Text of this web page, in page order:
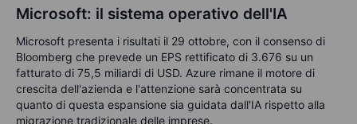
Microsoft: il sistema operativo dell'IA
Microsoft presenta i risultati il 29 ottobre, con il consenso di
Bloomberg che prevede un EPS rettificato di 3.676 su un
fatturato di 75,5 miliardi di USD. Azure rimane il motore di
crescita dell'azienda e l'attenzione sarà concentrata su
quanto di questa espansione sia guidata dall'IA rispetto alla
migrazione tradizionale delle imprese.